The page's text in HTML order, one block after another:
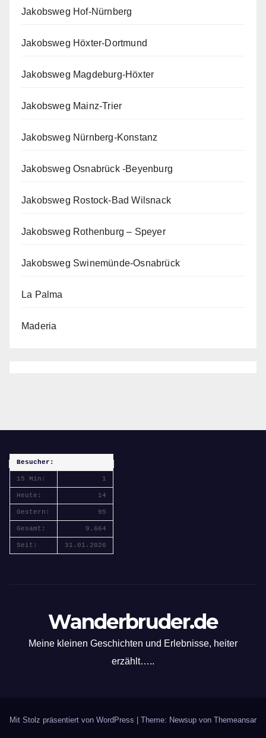
Jakobsweg Hof-Nürnberg
Jakobsweg Höxter-Dortmund
Jakobsweg Magdeburg-Höxter
Jakobsweg Mainz-Trier
Jakobsweg Nürnberg-Konstanz
Jakobsweg Osnabrück -Beyenburg
Jakobsweg Rostock-Bad Wilsnack
Jakobsweg Rothenburg – Speyer
Jakobsweg Swinemünde-Osnabrück
La Palma
Maderia
Besucher:
15 Min: 1
Heute: 14
Gestern: 95
Gesamt: 9.664
Seit: 31.01.2026
Wanderbruder.de
Meine kleinen Geschichten und Erlebnisse, heiter
erzählt…..
Mit Stolz präsentiert von WordPress Theme: Newsup von Themeansar